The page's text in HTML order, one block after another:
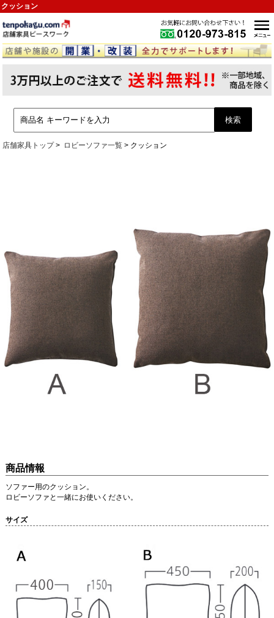
クッション
店舗家具トップ ロビーソファ一覧 クッション
商品情報
ソファー用のクッション。
ロビーソファと一緒にお使いください。
サイズ